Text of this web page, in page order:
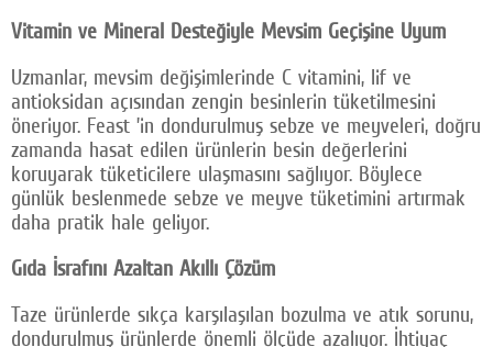
Vitamin ve Mineral Desteğiyle Mevsim Geçişine Uyum
Uzmanlar, mevsim değişimlerinde C vitamini, lif ve
antioksidan açısından zengin besinlerin tüketilmesini
öneriyor. Feast ’in dondurulmuş sebze ve meyveleri, doğru
zamanda hasat edilen ürünlerin besin değerlerini
koruyarak tüketicilere ulaşmasını sağlıyor. Böylece
günlük beslenmede sebze ve meyve tüketimini artırmak
daha pratik hale geliyor.
Gıda İsrafını Azaltan Akıllı Çözüm
Taze ürünlerde sıkça karşılaşılan bozulma ve atık sorunu,
dondurulmuş ürünlerde önemli ölçüde azalıyor. İhtiyaç